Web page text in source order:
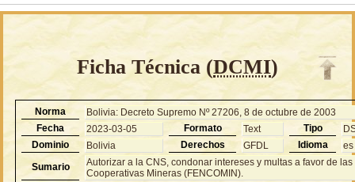
Ficha Técnica (DCMI)
Norma
Bolivia: Decreto Supremo Nº 27206, 8 de octubre de 2003
Fecha
2023-03-05 Formato Text Tipo
Dominio
Bolivia Derechos GFDL Idioma
es
Sumario
Autorizar a la CNS, condonar intereses y multas a favor de las
Cooperativas Mineras (FENCOMIN).